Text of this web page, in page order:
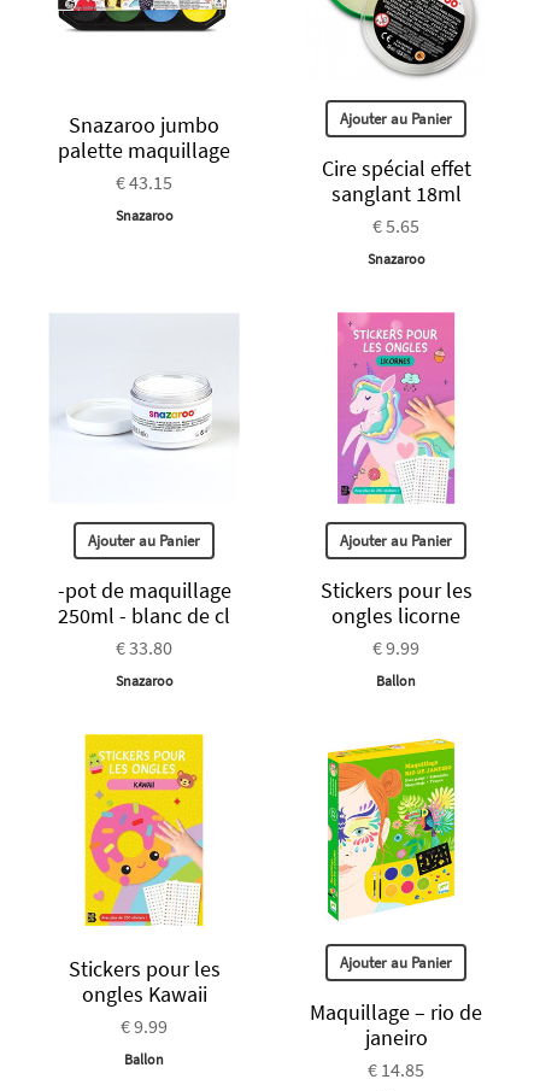
Snazaroo jumbo
palette maquillage
€ 43.15
Snazaroo
Ajouter au Panier
Cire spécial effet
sanglant 18ml
€ 5.65
Snazaroo
Ajouter au Panier
-pot de maquillage
250ml - blanc de cl
€ 33.80
Snazaroo
Ajouter au Panier
Stickers pour les
ongles licorne
€ 9.99
Ballon
Stickers pour les
ongles Kawaii
€ 9.99
Ballon
Ajouter au Panier
Maquillage – rio de
janeiro
€ 14.85